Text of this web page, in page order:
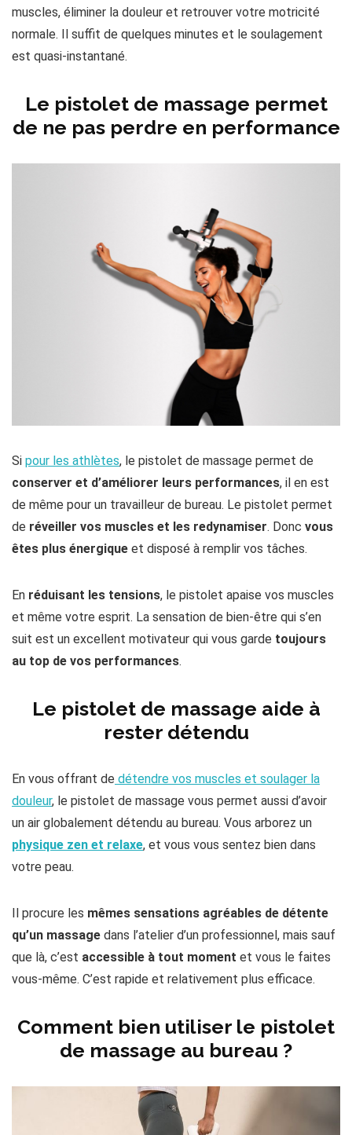
muscles, éliminer la douleur et retrouver votre motricité
normale. Il suffit de quelques minutes et le soulagement
est quasi-instantané.
Le pistolet de massage permet
de ne pas perdre en performance
Si pour les athlètes, le pistolet de massage permet de
conserver et d’améliorer leurs performances, il en est
de même pour un travailleur de bureau. Le pistolet permet
de réveiller vos muscles et les redynamiser. Donc vous
êtes plus énergique et disposé à remplir vos tâches.
En réduisant les tensions, le pistolet apaise vos muscles
et même votre esprit. La sensation de bien-être qui s’en
suit est un excellent motivateur qui vous garde toujours
au top de vos performances.
Le pistolet de massage aide à
rester détendu
En vous offrant de détendre vos muscles et soulager la
douleur, le pistolet de massage vous permet aussi d’avoir
un air globalement détendu au bureau. Vous arborez un
physique zen et relaxe, et vous vous sentez bien dans
votre peau.
Il procure les mêmes sensations agréables de détente
qu’un massage dans l’atelier d’un professionnel, mais sauf
que là, c’est accessible à tout moment et vous le faites
vous-même. C’est rapide et relativement plus efficace.
Comment bien utiliser le pistolet
de massage au bureau ?